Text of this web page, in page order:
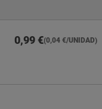
0,99 €(0,04 €/UNIDAD)